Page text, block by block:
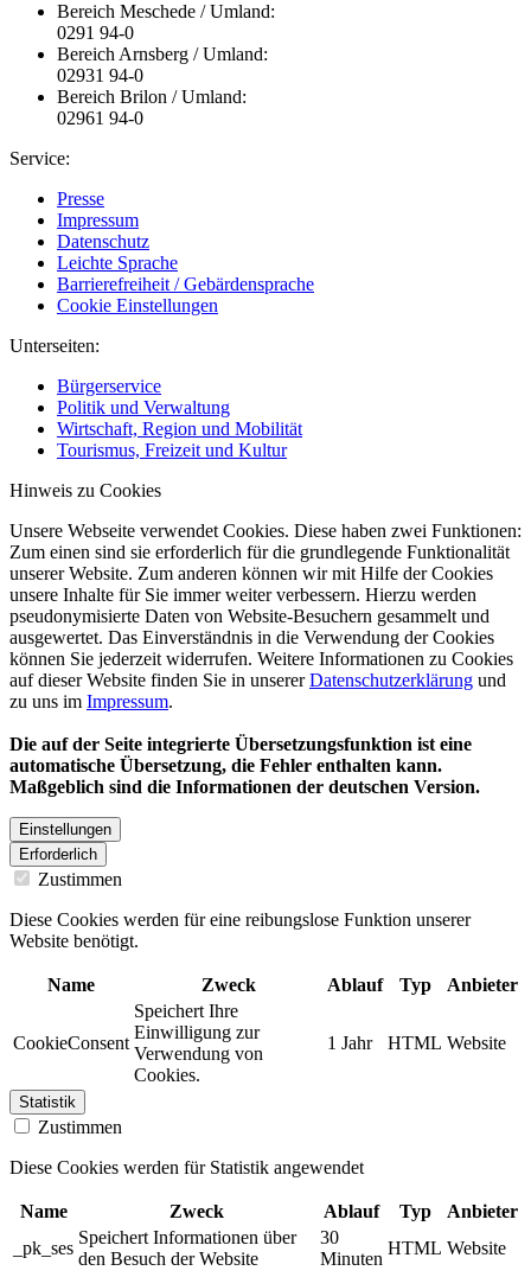
Bereich Meschede / Umland:
0291 94-0
Bereich Arnsberg / Umland:
02931 94-0
Bereich Brilon / Umland:
02961 94-0
Service:
Presse
Impressum
Datenschutz
Leichte Sprache
Barrierefreiheit / Gebärdensprache
Cookie Einstellungen
Unterseiten:
Bürgerservice
Politik und Verwaltung
Wirtschaft, Region und Mobilität
Tourismus, Freizeit und Kultur
Hinweis zu Cookies
Unsere Webseite verwendet Cookies. Diese haben zwei Funktionen:
Zum einen sind sie erforderlich für die grundlegende Funktionalität
unserer Website. Zum anderen können wir mit Hilfe der Cookies
unsere Inhalte für Sie immer weiter verbessern. Hierzu werden
pseudonymisierte Daten von Website-Besuchern gesammelt und
ausgewertet. Das Einverständnis in die Verwendung der Cookies
können Sie jederzeit widerrufen. Weitere Informationen zu Cookies
auf dieser Website finden Sie in unsererDatenschutzerklärung und
zu uns im Impressum.
Die auf der Seite integrierte Übersetzungsfunktion ist eine
automatische Übersetzung, die Fehler enthalten kann.
Maßgeblich sind die Informationen der deutschen Version.
Einstellungen
Erforderlich
Zustimmen
Diese Cookies werden für eine reibungslose Funktion unserer
Website benötigt.
Name Zweck Ablauf Typ Anbieter
CookieConsent
Speichert Ihre
Einwilligung zur
Verwendung von
Cookies.
1 Jahr HTML Website
Statistik
Zustimmen
Diese Cookies werden für Statistik angewendet
Name Zweck Ablauf Typ
Anbieter
_pk_ses
Speichert Informationen über
den Besuch der Website
30
Minuten
HTML Website